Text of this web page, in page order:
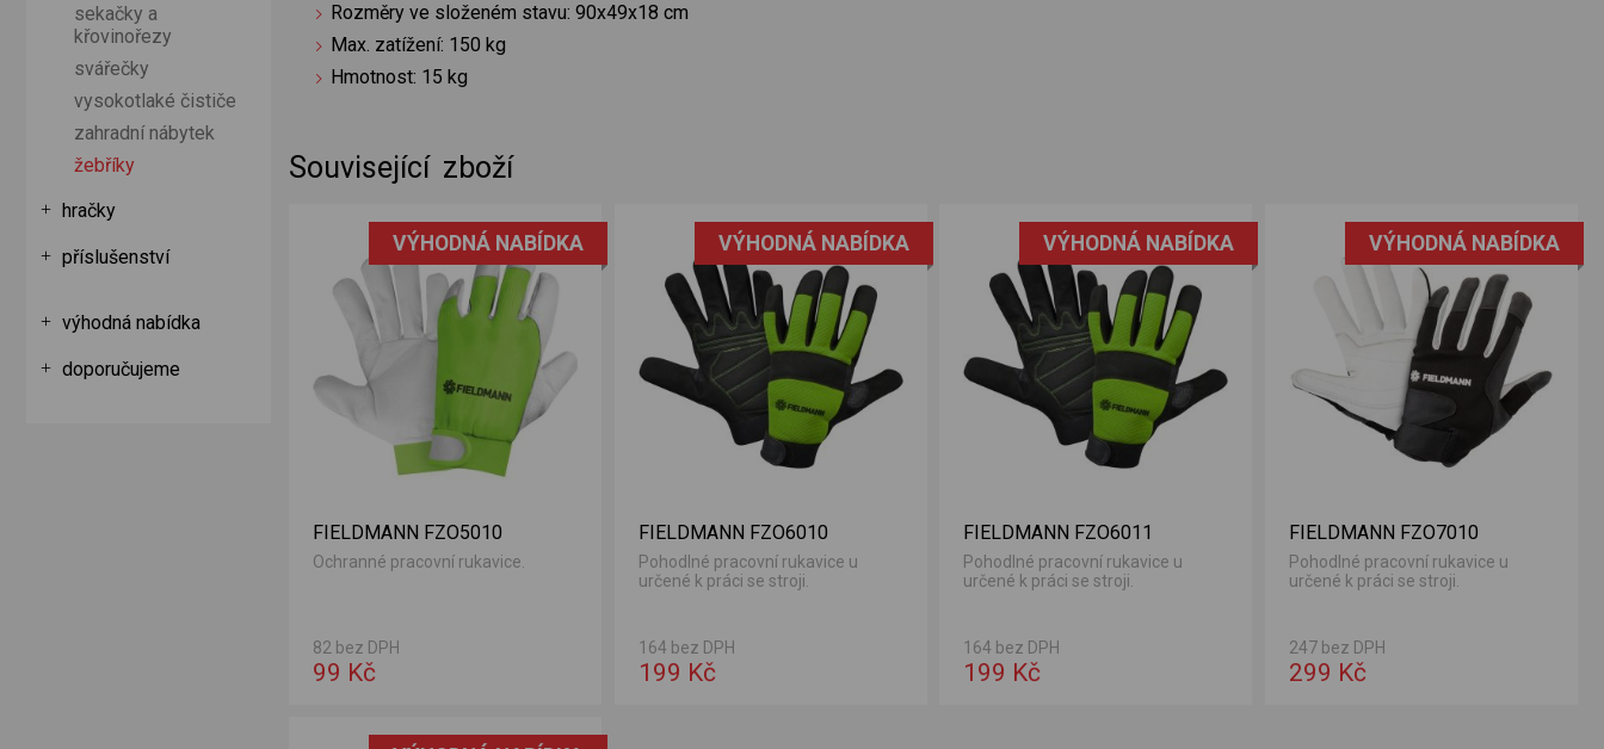
Rozměry ve složeném stavu: 90x49x18 cm
Max. zatížení: 150 kg
Hmotnost: 15 kg
Související zboží
VÝHODNÁ NABÍDKA
FIELDMANN FZO5010
Ochranné pracovní rukavice.
82 bez DPH
99 Kč
VÝHODNÁ NABÍDKA
FIELDMANN FZO6010
Pohodlné pracovní rukavice u
určené k práci se stroji.
164 bez DPH
199 Kč
VÝHODNÁ NABÍDKA
FIELDMANN FZO6011
Pohodlné pracovní rukavice u
určené k práci se stroji.
164 bez DPH
199 Kč
VÝHODNÁ NABÍDKA
FIELDMANN FZO7010
Pohodlné pracovní rukavice u
určené k práci se stroji.
247 bez DPH
299 Kč
sekačky a
křovinořezy
svářečky
vysokotlaké čističe
zahradní nábytek
žebříky
hračky
příslušenství
výhodná nabídka
doporučujeme